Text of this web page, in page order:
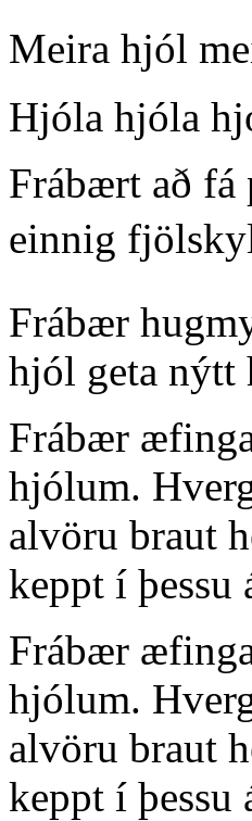
Meira hjól
Hjóla hjóla
Frábært að fá
einnig
Frábær
hjól geta nýtt
Frábær
hjólum.
alvöru braut
keppt í
Frábær
hjólum.
alvöru braut
keppt í